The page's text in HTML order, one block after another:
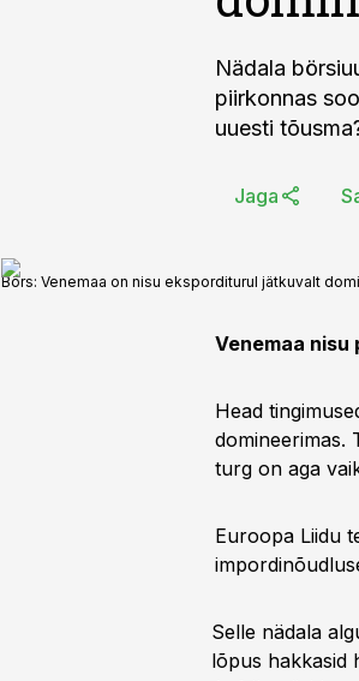
Nädala
piirkonnas
uuesti
Jaga
Börs: Venemaa on nisu eksporditurul jätkuvalt
Venemaa nisu
Head
domineerimas.
turg on aga
Euroopa Liidu
Selle nädala
lõpus hakkasid